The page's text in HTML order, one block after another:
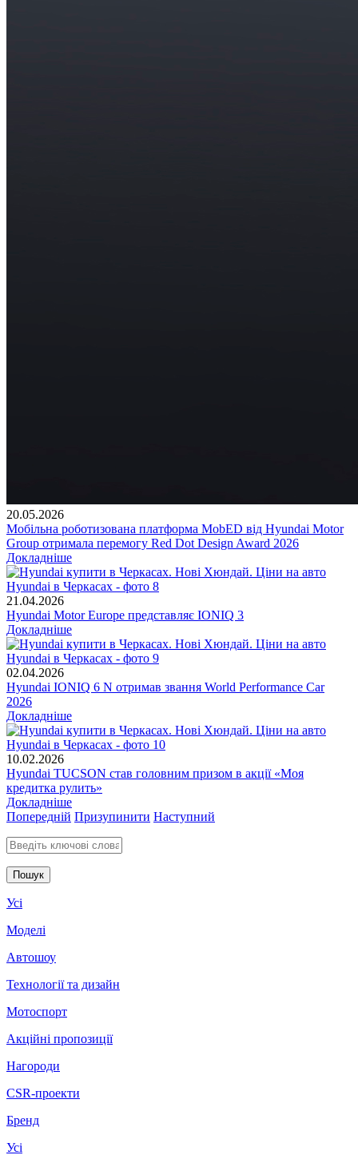
20.05.2026
Мобільна роботизована платформа MobED від Hyundai Motor
Group отримала перемогу Red Dot Design Award 2026
Докладніше
21.04.2026
Hyundai Motor Europe представляє IONIQ 3
Докладніше
02.04.2026
Hyundai IONIQ 6 N отримав звання World Performance Car
2026
Докладніше
10.02.2026
Hyundai TUCSON став головним призом в акції «Моя
кредитка рулить»
Докладніше
Попередній Призупинити Наступний
Введіть ключові слова для пошуку
Усі
Моделі
Автошоу
Технології та дизайн
Мотоспорт
Акційні пропозиції
Нагороди
CSR-проекти
Бренд
Усі